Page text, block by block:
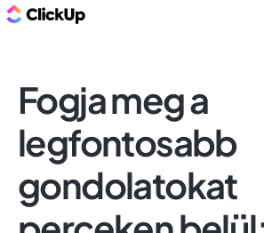
Fogja meg a
legfontosabb
gondolatokat